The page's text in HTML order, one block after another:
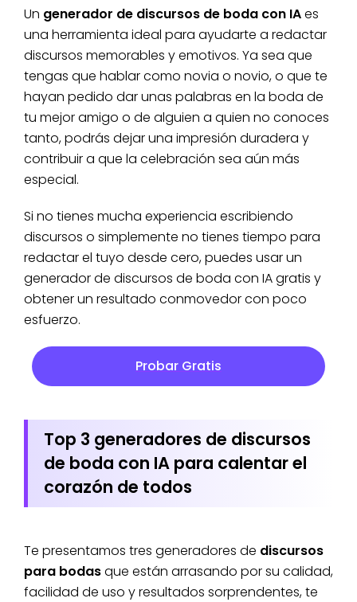
Un generador de discursos de boda con IAes
una herramienta ideal para ayudarte a redactar
discursos memorables y emotivos. Ya sea que
tengas que hablar como novia o novio, o que te
hayan pedido dar unas palabras en la boda de
tu mejor amigo o de alguien a quien no conoces
tanto, podrás dejar una impresión duradera y
contribuir a que la celebración sea aún más
especial.
Si no tienes mucha experiencia escribiendo
discursos o simplemente no tienes tiempo para
redactar el tuyo desde cero, puedes usar un
generador de discursos de boda con IA gratis y
obtener un resultado conmovedor con poco
esfuerzo.
Probar Gratis
Top 3 generadores de discursos
de boda con IA para calentar el
corazón de todos
Te presentamos tres generadores de discursos
para bodasque están arrasando por su calidad,
facilidad de uso y resultados sorprendentes, te